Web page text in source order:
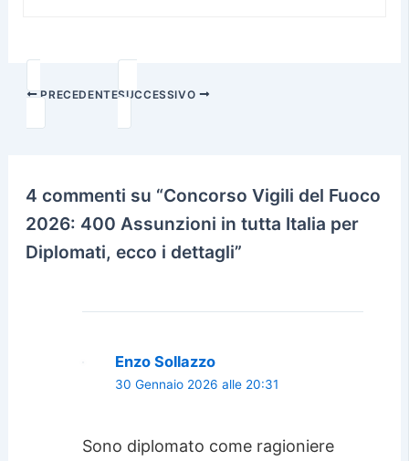
PRECEDENTESUCCESSIVO
4 commenti su “Concorso Vigili del Fuoco
2026: 400 Assunzioni in tutta Italia per
Diplomati, ecco i dettagli”
Enzo Sollazzo
30 Gennaio 2026 alle 20:31
Sono diplomato come ragioniere